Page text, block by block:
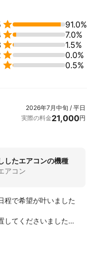

91.0%

7.0%

1.5%

0.0%
 0.5%
2026年7月中旬 / 平日
実際の料金21,000円
したエアコンの機種
アコン
程で希望が叶いました
してくださいました